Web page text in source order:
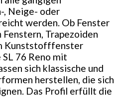
, Neige- oder
werden. Ob Fenster
Trapezoiden
Kunststofffenster
76 Reno mit
sich klassische und
herstellen, die sich
Das Profil erfüllt die